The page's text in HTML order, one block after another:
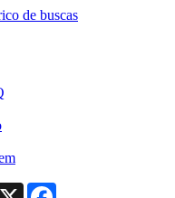
de buscas
X